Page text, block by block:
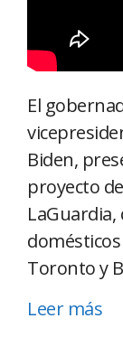
El
Biden,
proyecto
LaGuardia,
domésticos
Toronto y
Leer más